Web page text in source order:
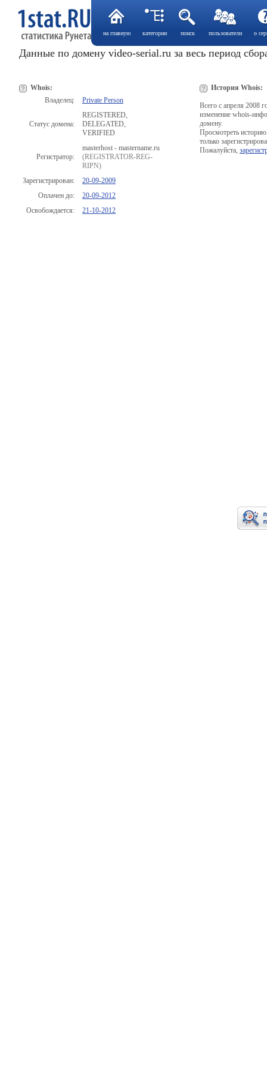
на главную категории поиск пользователи о
Данные по домену video-serial.ru за весь период
Whois:
Владелец:
Private Person
Статус домена:
REGISTERED,
DELEGATED,
VERIFIED
Регистратор:
masterhost - mastername.ru
(REGISTRATOR-REG-
RIPN)
Зарегистрирован:
20-09-2009
Оплачен до:
20-09-2012
Освобождается:
21-10-2012
История Whois:
Всего с апреля 2008
изменение whois-
домену.
Просмотреть
только
Пожалуйста,